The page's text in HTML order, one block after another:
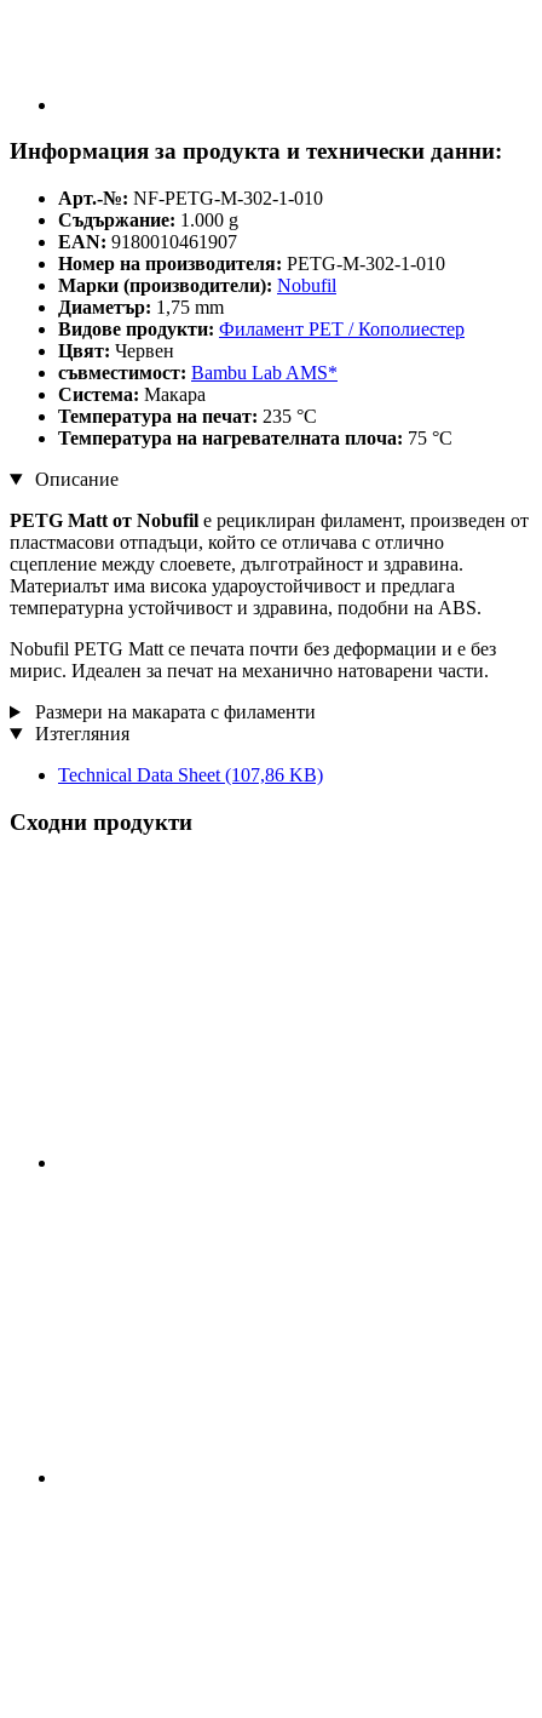
Информация за продукта и технически данни:
Арт.-№: NF-PETG-M-302-1-010
Съдържание: 1.000 g
EAN: 9180010461907
Номер на производителя: PETG-M-302-1-010
Марки (производители): Nobufil
Диаметър: 1,75 mm
Видове продукти: Филамент PET / Кополиестер
Цвят: Червен
съвместимост: Bambu Lab AMS*
Система: Макара
Температура на печат: 235 °C
Температура на нагревателната плоча: 75 °C
Описание
PETG Matt от Nobufil е рециклиран филамент, произведен от
пластмасови отпадъци, който се отличава с отлично
сцепление между слоевете, дълготрайност и здравина.
Материалът има висока удароустойчивост и предлага
температурна устойчивост и здравина, подобни на ABS.
Nobufil PETG Matt се печата почти без деформации и е без
мирис. Идеален за печат на механично натоварени части.
Размери на макарата с филаменти
Изтегляния
Technical Data Sheet (107,86 KB)
Сходни продукти